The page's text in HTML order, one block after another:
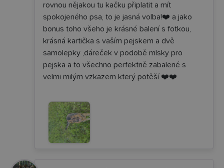
rovnou nějakou tu kačku připlatit a mít
spokojeného psa, to je jasná volba!❤️ a jako
bonus toho všeho je krásné balení s fotkou,
krásná kartička s vaším pejskem a dvě
samolepky ,dáreček v podobě mlsky pro
pejska a to všechno perfektně zabalené s
velmi milým vzkazem který potěší ❤️❤️